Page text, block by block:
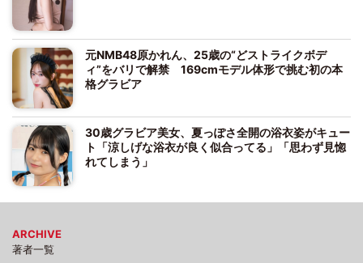
元NMB48原かれん、25歳の“どストライクボデ
ィ”をバリで解禁 169cmモデル体形で挑む初の本
格グラビア
30歳グラビア美女、夏っぽさ全開の浴衣姿がキュー
ト「涼しげな浴衣が良く似合ってる」「思わず見惚
れてしまう」
ARCHIVE
著者一覧